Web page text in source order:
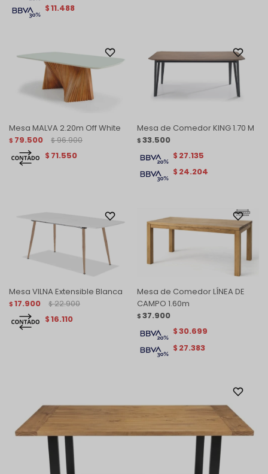
$11.488
Mesa MALVA 2.20m Off White
$ 79.500 $ 96.900
$ 71.550
Mesa de Comedor KING 1.70 M
$ 33.500
$ 24.204
$ 27.135
Mesa VILNA Extensible Blanca
$ 17.900 $ 22.900
$16.110
Mesa de Comedor LÍNEA DE
CAMPO 1.60m
$ 37.900
$ 27.383
$30.699